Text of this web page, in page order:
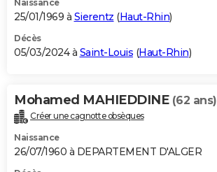
Naissance
25/01/1969 à Sierentz (Haut-Rhin)
Décès
05/03/2024 à Saint-Louis (Haut-Rhin)
Mohamed MAHIEDDINE (62 ans)
Créer une cagnotte obsèques
Naissance
26/07/1960 à DEPARTEMENT D'ALGER